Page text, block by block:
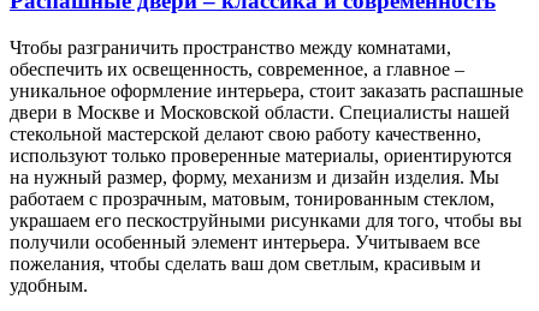
Чтобы разграничить пространство между комнатами,
обеспечить их освещенность, современное, а главное –
уникальное оформление интерьера, стоит заказать распашные
двери в Москве и Московской области. Специалисты нашей
стекольной мастерской делают свою работу качественно,
используют только проверенные материалы, ориентируются
на нужный размер, форму, механизм и дизайн изделия. Мы
работаем с прозрачным, матовым, тонированным стеклом,
украшаем его пескоструйными рисунками для того, чтобы вы
получили особенный элемент интерьера. Учитываем все
пожелания, чтобы сделать ваш дом светлым, красивым и
удобным.